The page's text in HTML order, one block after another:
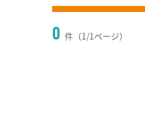
0 件（1/1ページ）